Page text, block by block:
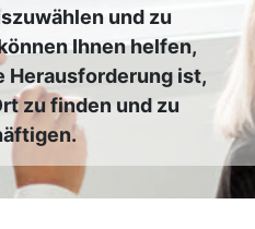
und zu
Ihnen helfen,
Herausforderung ist,
zu finden und zu